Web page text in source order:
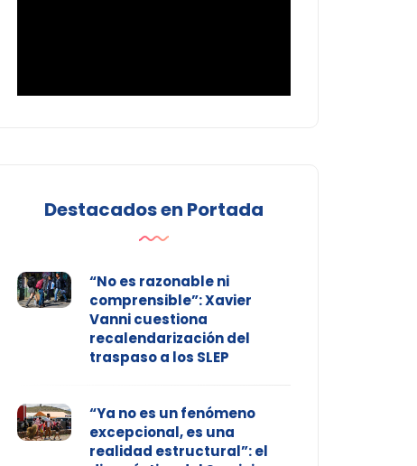
Destacados en Portada
“No es razonable ni
comprensible”: Xavier
Vanni cuestiona
recalendarización del
traspaso a los SLEP
“Ya no es un fenómeno
excepcional, es una
realidad estructural”: el